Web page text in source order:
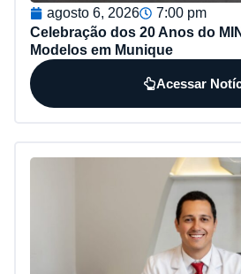
agosto 6, 2026
7:00 pm
Celebração dos 20 Anos do
Modelos em Munique
Acessar